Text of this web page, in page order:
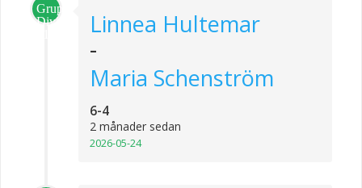
Grupp
Division
Linnea Hultemar
-
Maria Schenström
6-4
2 månader sedan
2026-05-24